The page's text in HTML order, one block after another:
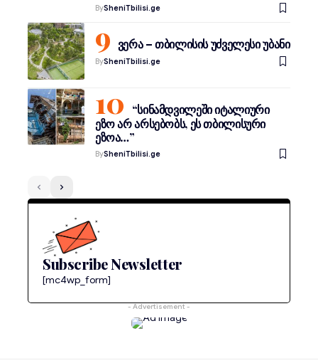
BySheniTbilisi.ge
ვერა – თბილისის უძველესი უბანი
BySheniTbilisi.ge
“სინამდვილეში იტალიური
ეზო არ არსებობს, ეს თბილისური
ეზოა…”
BySheniTbilisi.ge
Subscribe Newsletter
[mc4wp_form]
- Advertisement -